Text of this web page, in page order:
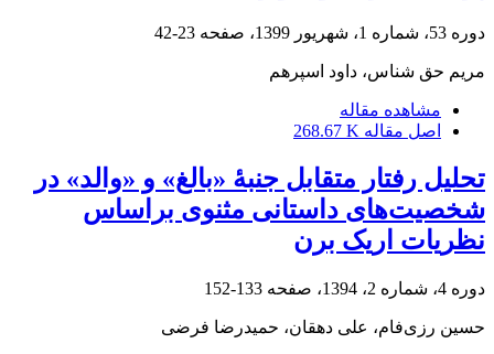
دوره 53، شماره 1، شهریور 1399، صفحه 23-42
مریم حق شناس، داود اسپرهم
مشاهده مقاله
اصل مقاله 268.67 K
تحلیل رفتار متقابل جنبۀ «بالغ» و «والد» در
شخصیت‌های داستانی مثنوی براساس
نظریات اریک برن
دوره 4، شماره 2، 1394، صفحه 133-152
حسین رزی‌فام، علی دهقان، حمیدرضا فرضی